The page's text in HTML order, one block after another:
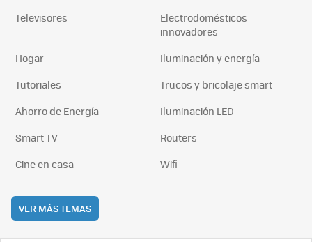
Televisores
Electrodomésticos
innovadores
Hogar
Iluminación y energía
Tutoriales
Trucos y bricolaje smart
Ahorro de Energía
Iluminación LED
Smart TV
Routers
Cine en casa
Wifi
VER MÁS TEMAS